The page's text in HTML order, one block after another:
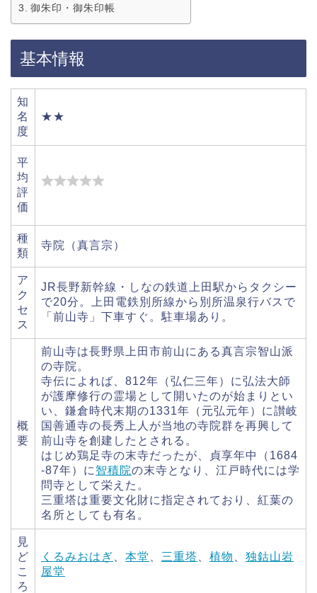
御朱印・御朱印帳
基本情報
知
名
度
★★
平
均
評
価
種
類
寺院（真言宗）
ア
ク
セ
ス
JR長野新幹線・しなの鉄道上田駅からタクシー
で20分。上田電鉄別所線から別所温泉行バスで
「前山寺」下車すぐ。駐車場あり。
概
要
前山寺は長野県上田市前山にある真言宗智山派
の寺院。
寺伝によれば、812年（弘仁三年）に弘法大師
が護摩修行の霊場として開いたのが始まりとい
い、鎌倉時代末期の1331年（元弘元年）に讃岐
国善通寺の長秀上人が当地の寺院群を再興して
前山寺を創建したとされる。
はじめ鶏足寺の末寺だったが、貞享年中（1684
-87年）に 智積院の末寺となり、江戸時代には学
問寺として栄えた。
三重塔は重要文化財に指定されており、紅葉の
名所としても有名。
見
ど
こ
ろ
くるみおはぎ 本堂 三重塔 植物
独鈷山岩
屋堂